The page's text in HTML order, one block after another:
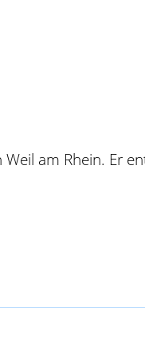
am Rhein. Er